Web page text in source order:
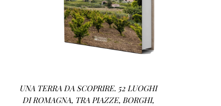
UNA TERRA DA SCOPRIRE. 52 LUOGHI
DI ROMAGNA, TRA PIAZZE, BORGHI,